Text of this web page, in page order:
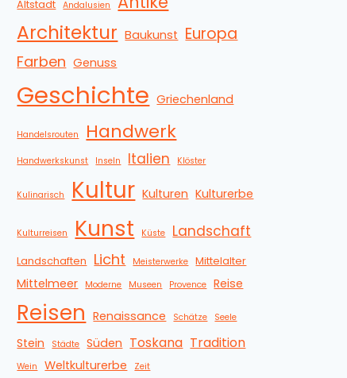
Altstadt Andalusien
Architektur Baukunst Europa
Farben Genuss
Geschichte Griechenland
Handelsrouten Handwerk
Handwerkskunst Inseln Italien Klöster
Kulinarisch Kultur Kulturen Kulturerbe
Kulturreisen Kunst Küste Landschaft
Landschaften Licht Meisterwerke Mittelalter
Mittelmeer Moderne Museen Provence Reise
Reisen Renaissance Schätze Seele
Stein Städte Süden Toskana Tradition
Wein Weltkulturerbe Zeit